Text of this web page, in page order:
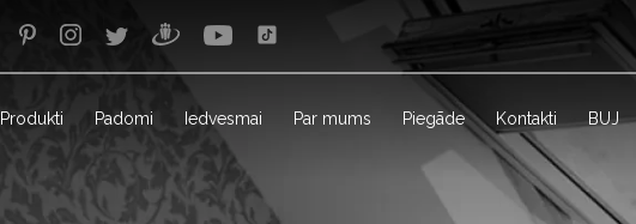
Produkti Padomi Iedvesmai Par mums Piegāde Kontakti BUJ